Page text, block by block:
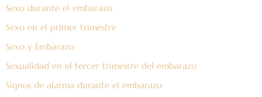
Sexo durante el embarazo
Sexo en el primer trimestre
Sexo y Embarazo
Sexualidad en el tercer trimestre del embarazo
Signos de alarma durante el embarazo